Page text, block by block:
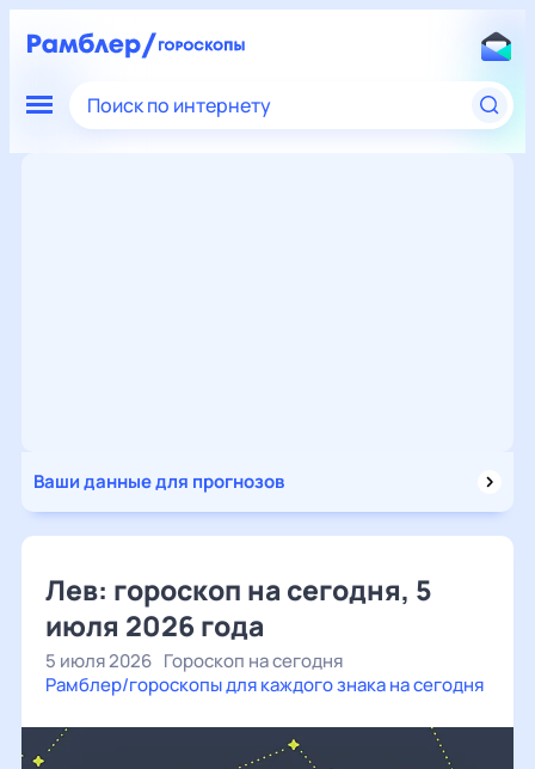
Поиск по интернету
Ваши данные для прогнозов
Лев: гороскоп на сегодня, 5
июля 2026 года
5 июля 2026 Гороскоп на сегодня
Рамблер/гороскопы для каждого знака на сегодня